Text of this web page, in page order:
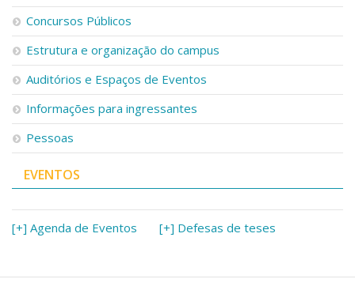
Concursos Públicos
Estrutura e organização do campus
Auditórios e Espaços de Eventos
Informações para ingressantes
Pessoas
EVENTOS
[+] Agenda de Eventos [+] Defesas de teses